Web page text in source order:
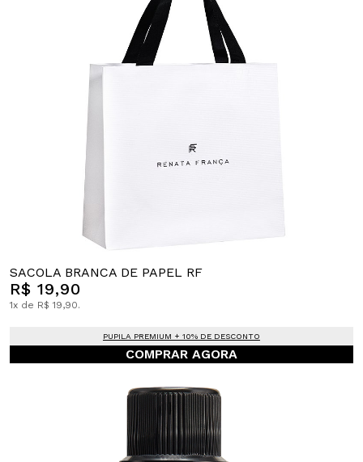
SACOLA BRANCA DE PAPEL RF
R$ 19,90
1x de R$ 19,90.
PUPILA PREMIUM + 10% DE DESCONTO
COMPRAR AGORA